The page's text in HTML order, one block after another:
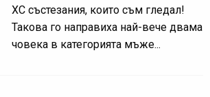
ХС състезания, които съм гледал!
Такова го направиха най-вече двама
човека в категорията мъже...